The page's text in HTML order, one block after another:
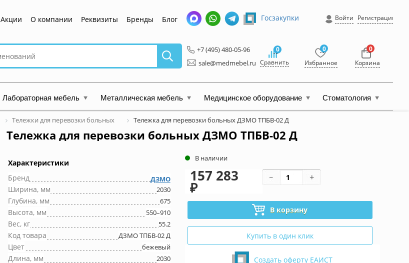
Акции О компании Реквизиты Бренды Блог Госзакупки Войти Регистрация
+7 (495) 480-05-96
sale@medmebel.ru
0
Сравнить
0
Избранное
0
Корзина
Лабораторная мебель Металлическая мебель Медицинское оборудование Стоматология
Тележки для перевозки больных Тележка для перевозки больных ДЗМО ТПБВ-02 Д
Тележка для перевозки больных ДЗМО ТПБВ-02 Д
Характеристики
Бренд
ДЗМО
Ширина, мм 2030
Глубина, мм 675
Высота, мм 550–910
Вес, кг 55.2
Код товара ДЗМО ТПБВ-02 Д
Цвет бежевый
Длина, мм 2030
В наличии
157 283
₽
В корзину
Купить в один клик
Создать оферту ЕАИСТ